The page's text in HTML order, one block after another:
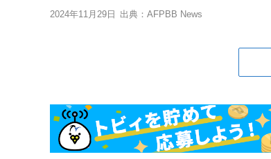
2024年11月29日 出典：AFPBB News